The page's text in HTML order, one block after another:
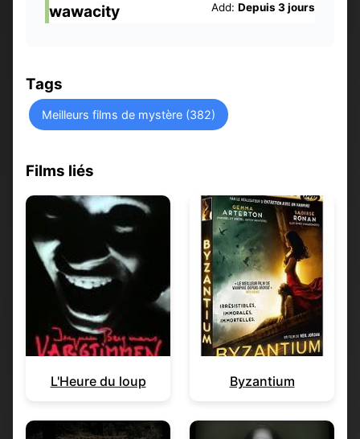
wawacity
Add: Depuis 3 jours
Tags
Meilleurs films de mystère (382)
Films liés
L'Heure du loup Byzantium